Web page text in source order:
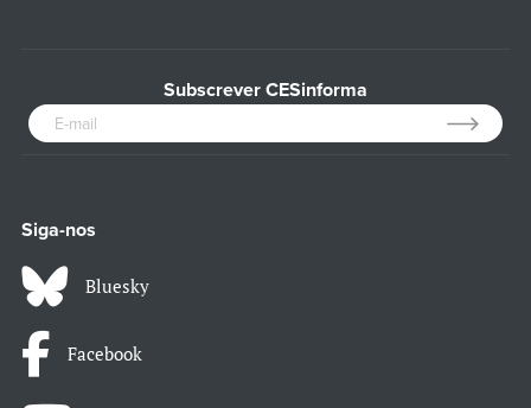
Subscrever CESinforma
Siga-nos
Bluesky
Facebook